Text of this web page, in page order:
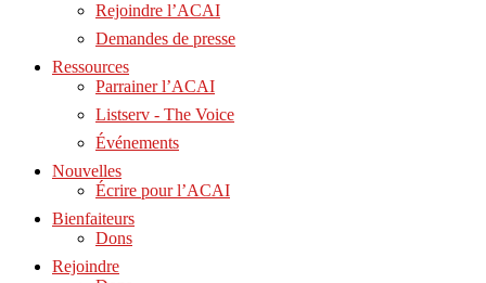
Rejoindre l’ACAI
Demandes de presse
Ressources
Parrainer l’ACAI
Listserv - The Voice
Événements
Nouvelles
Écrire pour l’ACAI
Bienfaiteurs
Dons
Rejoindre